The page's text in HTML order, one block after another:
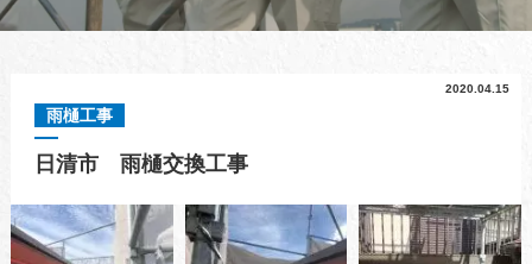
2020.04.15
雨樋工事
日清市 雨樋交換工事